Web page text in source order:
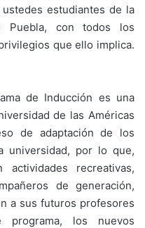
estudiantes de la
Puebla, con todos los
que ello implica.
de Inducción es una
de las Américas
de adaptación de los
universidad, por lo que,
recreativas,
de generación,
a sus futuros profesores
programa, los nuevos